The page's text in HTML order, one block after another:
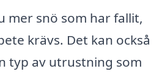
mer snö som har fallit,
krävs. Det kan också
typ av utrustning som